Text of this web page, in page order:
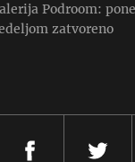
Podroom:
zatvoreno